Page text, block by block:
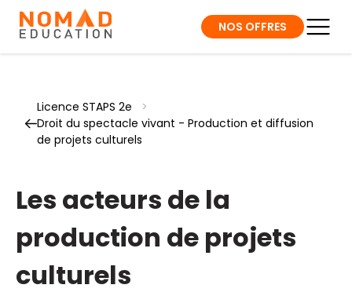
NOS OFFRES
Licence STAPS 2e
>
Droit du spectacle vivant - Production et diffusion
de projets culturels
Les acteurs de la
production de projets
culturels